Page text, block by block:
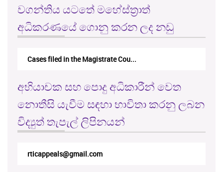
වගන්තිය යටතේ මහේස්ත්‍රාත්
අධිකරණයේ ගොනු කරන ලද නඩු
Cases filed in the Magistrate Cou...
අභියාචක සහ පොදු අධිකාරීන් වෙත
නොතීසි යැවීම සඳහා භාවිතා කරනු ලබන
විද්‍යුත් තැපැල් ලිපිනයන්
rticappeals@gmail.com